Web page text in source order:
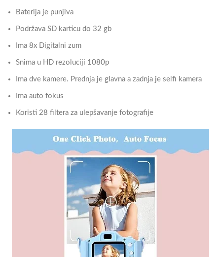
Baterija je punjiva
Podržava SD karticu do 32 gb
Ima 8x Digitalni zum
Snima u HD rezoluciji 1080p
Ima dve kamere. Prednja je glavna a zadnja je selfi kamera
Ima auto fokus
Koristi 28 filtera za ulepšavanje fotografije